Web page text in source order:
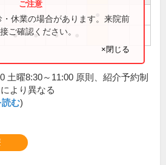
● ● ●
休業の場合があります。来院前
ご確認ください。
×閉じる
土曜8:30～11:00 原則、紹介予約制
より異なる
読む)